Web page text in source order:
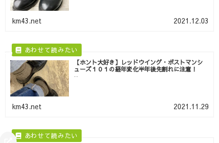
km43.net 2021.12.03
【ホント大好き】レッドウイング・ポストマンシ
ューズ１０１の経年変化半年後先割れに注意！
...
km43.net 2021.11.29